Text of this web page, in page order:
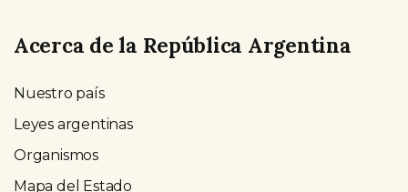
Acerca de la República Argentina
Nuestro país
Leyes argentinas
Organismos
Mapa del Estado